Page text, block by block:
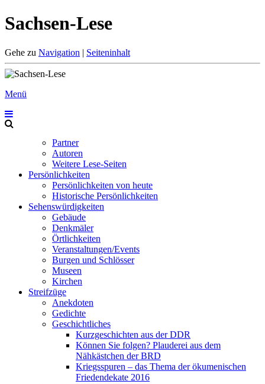
Sachsen-Lese
Gehe zu Navigation | Seiteninhalt
Menü
Partner
Autoren
Weitere Lese-Seiten
Persönlichkeiten
Persönlichkeiten von heute
Historische Persönlichkeiten
Sehenswürdigkeiten
Gebäude
Denkmäler
Örtlichkeiten
Veranstaltungen/Events
Burgen und Schlösser
Museen
Kirchen
Streifzüge
Anekdoten
Gedichte
Geschichtliches
Kurzgeschichten aus der DDR
Können Sie folgen? Plauderei aus dem
Nähkästchen der BRD
Kriegsspuren – das Thema der ökumenischen
Friedendekate 2016